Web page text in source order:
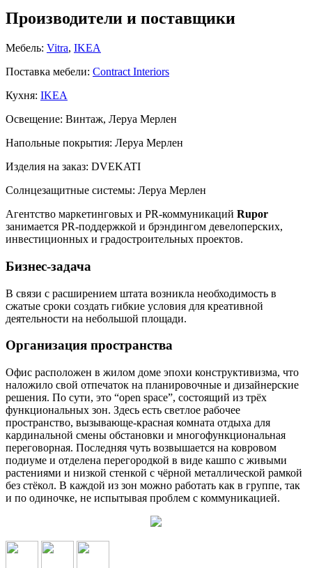
Производители и поставщики
Мебель: Vitra, IKEA
Поставка мебели: Contract Interiors
Кухня: IKEA
Освещение: Винтаж, Леруа Мерлен
Напольные покрытия: Леруа Мерлен
Изделия на заказ: DVEKATI
Солнцезащитные системы: Леруа Мерлен
Агентство маркетинговых и PR-коммуникаций Rupor
занимается PR-поддержкой и брэндингом девелоперских,
инвестиционных и градостроительных проектов.
Бизнес-задача
В связи с расширением штата возникла необходимость в
сжатые сроки создать гибкие условия для креативной
деятельности на небольшой площади.
Организация пространства
Офис расположен в жилом доме эпохи конструктивизма, что
наложило свой отпечаток на планировочные и дизайнерские
решения. По сути, это “open space”, состоящий из трёх
функциональных зон. Здесь есть светлое рабочее
пространство, вызывающе-красная комната отдыха для
кардинальной смены обстановки и многофункциональная
переговорная. Последняя чуть возвышается на ковровом
подиуме и отделена перегородкой в виде кашпо с живыми
растениями и низкой стенкой с чёрной металлической рамкой
без стёкол. В каждой из зон можно работать как в группе, так
и по одиночке, не испытывая проблем с коммуникацией.